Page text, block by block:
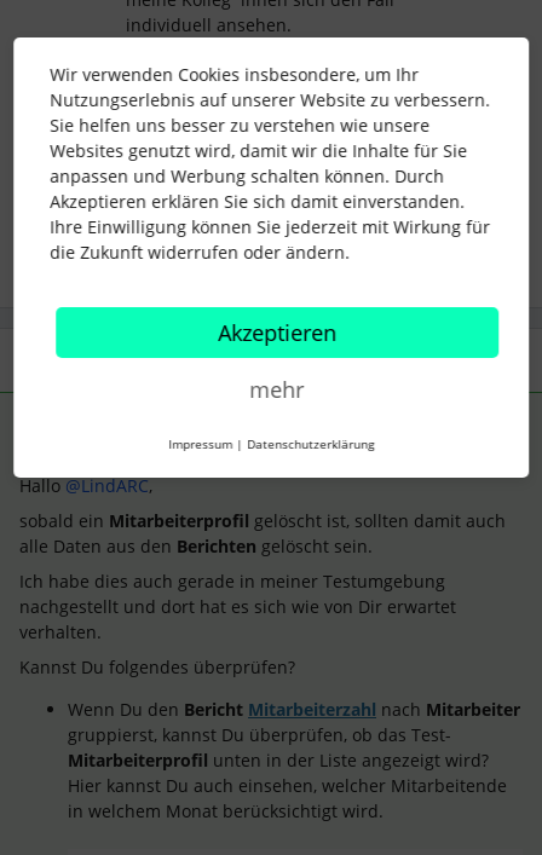
individuell ansehen.
Katharina
mitarbeiter Bericht Test gelöscht
1 Antwort
Forum|Forum|3 years ago
Hallo @LindARC,
sobald ein Mitarbeiterprofil gelöscht ist, sollten damit auch
alle Daten aus den Berichten gelöscht sein.
Ich habe dies auch gerade in meiner Testumgebung
nachgestellt und dort hat es sich wie von Dir erwartet
verhalten.
Kannst Du folgendes überprüfen?
Wenn Du den Bericht Mitarbeiterzahl nach Mitarbeiter
gruppierst, kannst Du überprüfen, ob das Test-
Mitarbeiterprofil unten in der Liste angezeigt wird?
Hier kannst Du auch einsehen, welcher Mitarbeitende
in welchem Monat berücksichtigt wird.
Wir verwenden Cookies insbesondere, um Ihr
Nutzungserlebnis auf unserer Website zu verbessern.
Sie helfen uns besser zu verstehen wie unsere
Websites genutzt wird, damit wir die Inhalte für Sie
anpassen und Werbung schalten können. Durch
Akzeptieren erklären Sie sich damit einverstanden.
Ihre Einwilligung können Sie jederzeit mit Wirkung für
die Zukunft widerrufen oder ändern.
Akzeptieren
mehr
Impressum | Datenschutzerklärung